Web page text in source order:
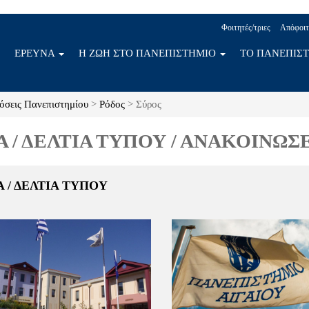
Φοιτητές/τριες
ΕΡΕΥΝΑ Η ΖΩΗ ΣΤΟ ΠΑΝΕΠΙΣΤΗΜΙΟ ΤΟ
Πανεπιστημίου > Ρόδος > Σύρος
/ ΔΕΛΤΙΑ ΤΥΠΟΥ /
/ ΔΕΛΤΙΑ ΤΥΠΟΥ